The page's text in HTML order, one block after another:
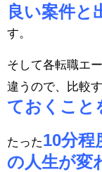
良い案件と
す。
そして各転職エ
違うので、比較
ておくこと
たった10分程
の人生が変